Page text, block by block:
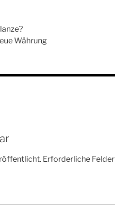
Währung
Erforderliche Felder